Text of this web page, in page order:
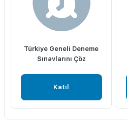
Türkiye Geneli Deneme
Sınavlarını Çöz
Katıl